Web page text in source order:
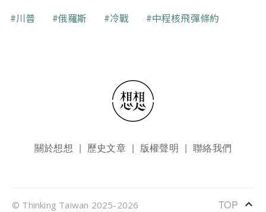
關鍵字
川普 俄羅斯 冷戰 中程核飛彈條約
頁尾選單關於想想 歷史文章 版權聲明 聯絡我們
© Thinking Taiwan 2025-2026 TOP keyboard_arrow_up